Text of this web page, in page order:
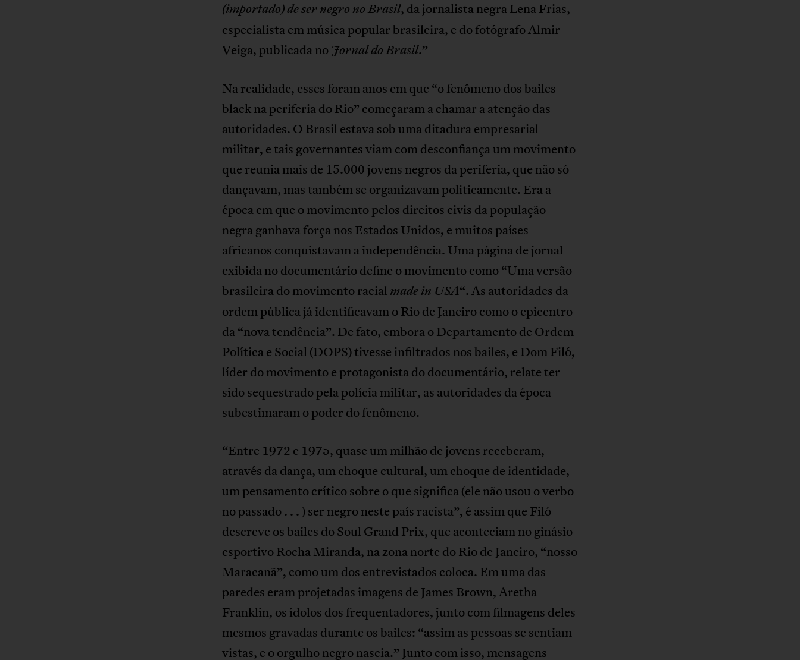
(importado) de ser negro no Brasil, da jornalista negra Lena Frias,
especialista em música popular brasileira, e do fotógrafo Almir
Veiga, publicada no Jornal do Brasil.”
Na realidade, esses foram anos em que “o fenômeno dos bailes
black na periferia do Rio” começaram a chamar a atenção das
autoridades. O Brasil estava sob uma ditadura empresarial-
militar, e tais governantes viam com desconfiança um movimento
que reunia mais de 15.000 jovens negros da periferia, que não só
dançavam, mas também se organizavam politicamente. Era a
época em que o movimento pelos direitos civis da população
negra ganhava força nos Estados Unidos, e muitos países
africanos conquistavam a independência. Uma página de jornal
exibida no documentário define o movimento como “Uma versão
brasileira do movimento racial made in USA“. As autoridades da
ordem pública já identificavam o Rio de Janeiro como o epicentro
da “nova tendência”. De fato, embora o Departamento de Ordem
Política e Social (DOPS) tivesse infiltrados nos bailes, e Dom Filó,
líder do movimento e protagonista do documentário, relate ter
sido sequestrado pela polícia militar, as autoridades da época
subestimaram o poder do fenômeno.
“Entre 1972 e 1975, quase um milhão de jovens receberam,
através da dança, um choque cultural, um choque de identidade,
um pensamento crítico sobre o que significa (ele não usou o verbo
no passado . . . ) ser negro neste país racista”, é assim que Filó
descreve os bailes do Soul Grand Prix, que aconteciam no ginásio
esportivo Rocha Miranda, na zona norte do Rio de Janeiro, “nosso
Maracanã”, como um dos entrevistados coloca. Em uma das
paredes eram projetadas imagens de James Brown, Aretha
Franklin, os ídolos dos frequentadores, junto com filmagens deles
mesmos gravadas durante os bailes: “assim as pessoas se sentiam
vistas, e o orgulho negro nascia.” Junto com isso, mensagens